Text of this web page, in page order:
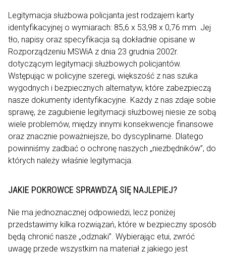
Legitymacja służbowa policjanta jest rodzajem karty
identyfikacyjnej o wymiarach: 85,6 x 53,98 x 0,76 mm. Jej
tło, napisy oraz specyfikacja są dokładnie opisane w
Rozporządzeniu MSWiA z dnia 23 grudnia 2002r.
dotyczącym legitymacji służbowych policjantów.
Wstępując w policyjne szeregi, większość z nas szuka
wygodnych i bezpiecznych alternatyw, które zabezpieczą
nasze dokumenty identyfikacyjne. Każdy z nas zdaje sobie
sprawę, że zagubienie legitymacji służbowej niesie ze sobą
wiele problemów, między innymi konsekwencje finansowe
oraz znacznie poważniejsze, bo dyscyplinarne. Dlatego
powinniśmy zadbać o ochronę naszych „niezbędników”, do
których należy właśnie legitymacja.
JAKIE POKROWCE SPRAWDZĄ SIĘ NAJLEPIEJ?
Nie ma jednoznacznej odpowiedzi, lecz poniżej
przedstawimy kilka rozwiązań, które w bezpieczny sposób
będą chronić nasze „odznaki”. Wybierając etui, zwróć
uwagę przede wszystkim na materiał z jakiego jest